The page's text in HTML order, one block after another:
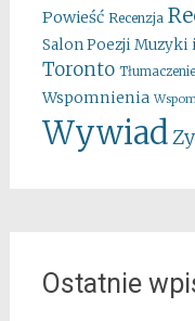
Powieść Recenzja
Salon Poezji Muzyki
Toronto Tłumaczenie
Wspomnienia
Wywiad
Ostatnie